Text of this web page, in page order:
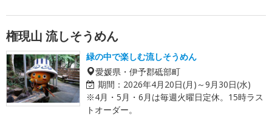
権現山 流しそうめん
緑の中で楽しむ流しそうめん
愛媛県・伊予郡砥部町
期間： 2026年4月20日(月)～9月30日(水)
※4月・5月・6月は毎週火曜日定休。15時ラス
トオーダー。